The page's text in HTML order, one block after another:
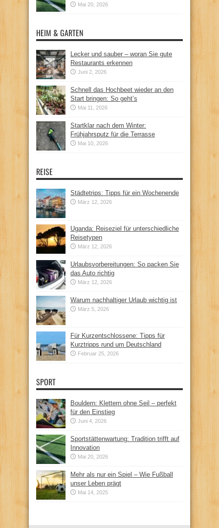
Mai 20, 2026
HEIM & GARTEN
Lecker und sauber – woran Sie gute
Restaurants erkennen
Juni 2, 2026
Schnell das Hochbeet wieder an den
Start bringen: So geht’s
Mai 11, 2026
Startklar nach dem Winter:
Frühjahrsputz für die Terrasse
Mai 10, 2026
REISE
Städtetrips: Tipps für ein Wochenende
März 12, 2026
Uganda: Reiseziel für unterschiedliche
Reisetypen
März 12, 2026
Urlaubsvorbereitungen: So packen Sie
das Auto richtig
März 12, 2026
Warum nachhaltiger Urlaub wichtig ist
März 5, 2026
Für Kurzentschlossene: Tipps für
Kurztripps rund um Deutschland
Februar 25, 2026
SPORT
Bouldern: Klettern ohne Seil – perfekt
für den Einstieg
Juni 4, 2026
Sportstättenwartung: Tradition trifft auf
Innovation
Mai 20, 2026
Mehr als nur ein Spiel – Wie Fußball
unser Leben prägt
Mai 14, 2025